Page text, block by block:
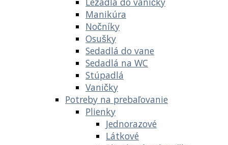
Manikúra
Nočníky
Osušky
Sedadlá do vane
Sedadlá na WC
Stúpadlá
Vaničky
Potreby na prebaľovanie
Plienky
Jednorazové
Látkové